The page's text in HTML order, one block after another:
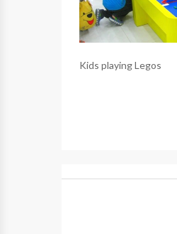
Kids playing Legos